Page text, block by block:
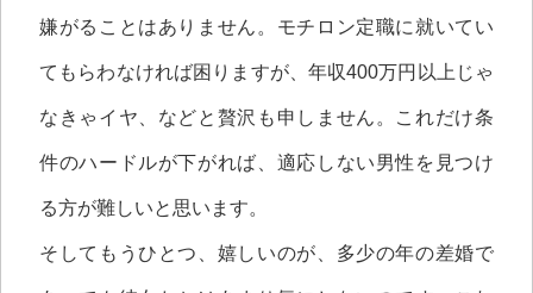
嫌がることはありません。モチロン定職に就いてい
てもらわなければ困りますが、年収400万円以上じゃ
なきゃイヤ、などと贅沢も申しません。これだけ条
件のハードルが下がれば、適応しない男性を見つけ
る方が難しいと思います。
そしてもうひとつ、嬉しいのが、多少の年の差婚で